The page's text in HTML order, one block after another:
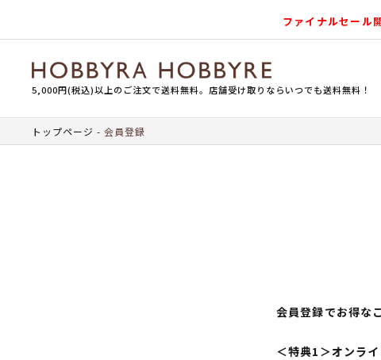
ファイナルセール
5,000円(税込)以上のご注文で送料無料。店舗受け取りならいつでも送料無料！
トップページ 会員登録
会員登録でお得な
＜特典1＞オンラ